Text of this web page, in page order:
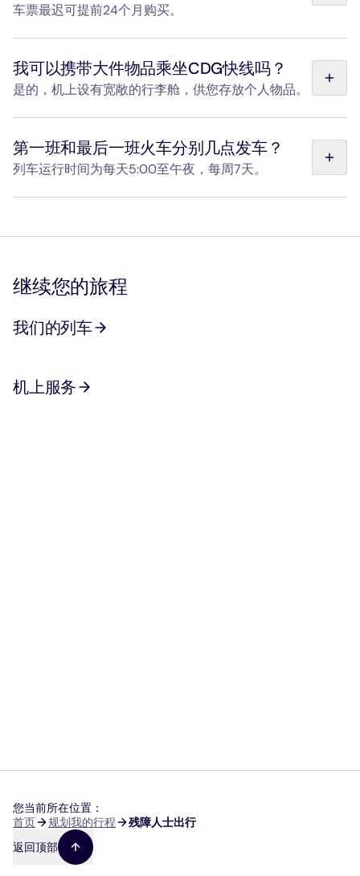
车票最迟可提前24个月购买。
我可以携带大件物品乘坐CDG快线吗？
是的，机上设有宽敞的行李舱，供您存放个人物品。
较大的物品，如自行车、婴儿车、体育器材等。每节车厢均
配有列车长，可在您上车时协助您放置行李。
第一班和最后一班火车分别几点发车？
列车运行时间为每天5:00至午夜，每周7天。
继续您的旅程
我们的列车
机上服务
您当前所在位置：
面
屑
首页 规划我的行程
残障人士出行
返回顶部